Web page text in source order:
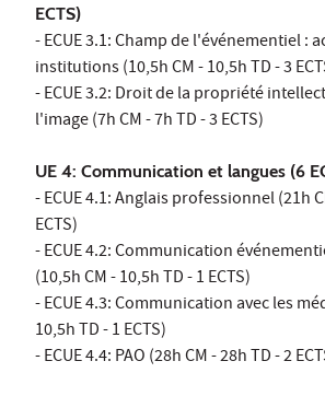
ECTS)
- ECUE 3.1: Champ de l'événementiel :
institutions (10,5h CM - 10,5h TD - 3
- ECUE 3.2: Droit de la propriété
l'image (7h CM - 7h TD - 3 ECTS)
UE 4: Communication et langues (6
- ECUE 4.1: Anglais professionnel (21h
ECTS)
- ECUE 4.2: Communication
(10,5h CM - 10,5h TD - 1 ECTS)
- ECUE 4.3: Communication avec les
10,5h TD - 1 ECTS)
- ECUE 4.4: PAO (28h CM - 28h TD - 2